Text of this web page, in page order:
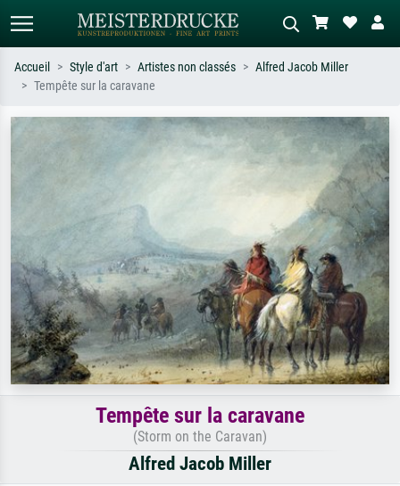
Recherchez par artiste, titre ou style –
impressionnisme, vague de Hokusai,
Décrivez la scène – ex. prairie verte,
abstrait avec beaucoup de rouge,
tableau sombre, nu debout près d'un
Accueil Style d'art Artistes non classés
Alfred Jacob Miller
Tempête sur la caravane
Tempête sur la caravane
(Storm on the Caravan)
Alfred Jacob Miller